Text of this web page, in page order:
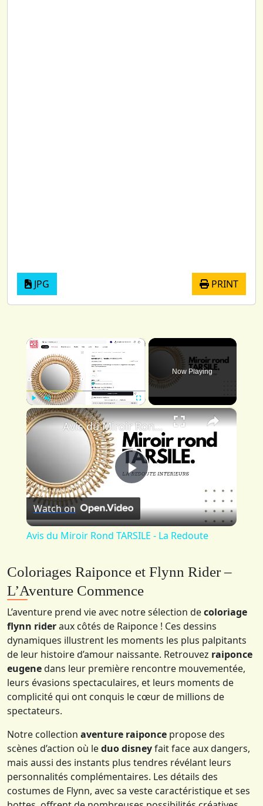
JPG PRINT
×
Play Unmute
Now Playing
×
Play
Video
Avis du Miroir Rond TARSILE - La Redoute
Watch on
Avis du Miroir Rond TARSILE - La Redoute
Coloriages Raiponce et Flynn Rider –
L’Aventure Commence
L’aventure prend vie avec notre sélection decoloriage
flynn rideraux côtés de Raiponce ! Ces dessins
dynamiques illustrent les moments les plus palpitants
de leur histoire d’amour naissante. Retrouvez raiponce
eugenedans leur première rencontre mouvementée,
leurs évasions spectaculaires, et leurs moments de
complicité qui ont conquis le cœur de millions de
spectateurs.
Notre collection aventure raiponce propose des
scènes d’action où leduo disneyfait face aux dangers,
mais aussi des instants plus tendres révélant leurs
personnalités complémentaires. Les détails des
costumes de Flynn, avec sa veste caractéristique et ses